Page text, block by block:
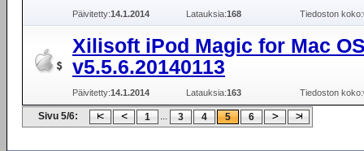
Päivitetty:14.1.2014 Latauksia:168 Tiedoston koko:
Xilisoft iPod Magic for Mac
v5.5.6.20140113
Päivitetty:14.1.2014 Latauksia:163 Tiedoston koko:
Sivu 5/6: 1 ... 3 4 5 6